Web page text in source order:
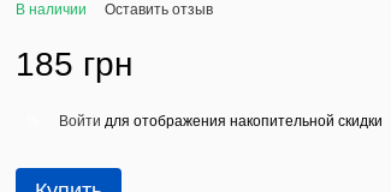
В наличии Оставить отзыв
185 грн
Войти для отображения накопительной скидки